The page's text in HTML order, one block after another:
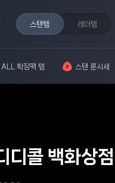
스탠템 래더템
ALL 확장팩 템 스탠 룬시세
디콜 백화상점